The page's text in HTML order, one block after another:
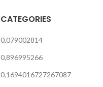
CATEGORIES
0,079002814
0,896995266
0.1694016727267087